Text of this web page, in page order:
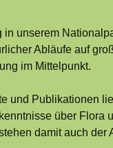
in unserem
Abläufe auf
im Mittelpunkt.
und Publikationen
über Flora
damit auch der